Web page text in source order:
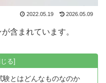
2022.05.19 2026.05.09
含まれています。
験とはどんなものなのか